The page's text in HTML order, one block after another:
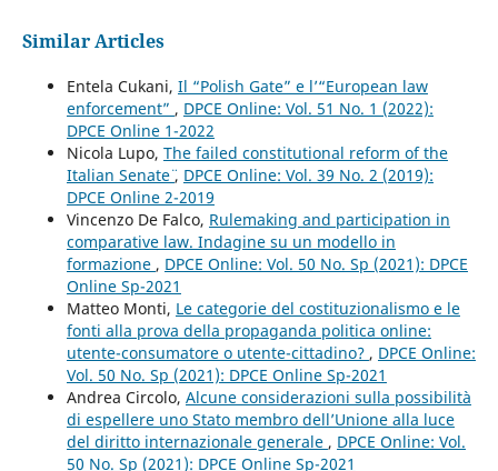
Similar Articles
Entela Cukani, Il “Polish Gate” e l’“European law
enforcement” , DPCE Online: Vol. 51 No. 1 (2022):
DPCE Online 1-2022
Nicola Lupo, The failed constitutional reform of the
Italian Senate¨, DPCE Online: Vol. 39 No. 2 (2019):
DPCE Online 2-2019
Vincenzo De Falco, Rulemaking and participation in
comparative law. Indagine su un modello in
formazione , DPCE Online: Vol. 50 No. Sp (2021): DPCE
Online Sp-2021
Matteo Monti, Le categorie del costituzionalismo e le
fonti alla prova della propaganda politica online:
utente-consumatore o utente-cittadino? , DPCE Online:
Vol. 50 No. Sp (2021): DPCE Online Sp-2021
Andrea Circolo, Alcune considerazioni sulla possibilità
di espellere uno Stato membro dell’Unione alla luce
del diritto internazionale generale , DPCE Online: Vol.
50 No. Sp (2021): DPCE Online Sp-2021